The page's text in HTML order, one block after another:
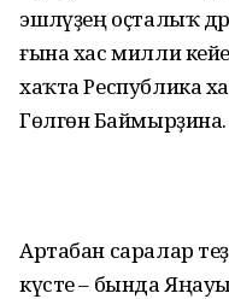
эшләүҙең оҫталыҡ
ғына хас милли
хаҡта Республика
Гөлгөнә Баймырҙина.
Артабан саралар
күсте – бында